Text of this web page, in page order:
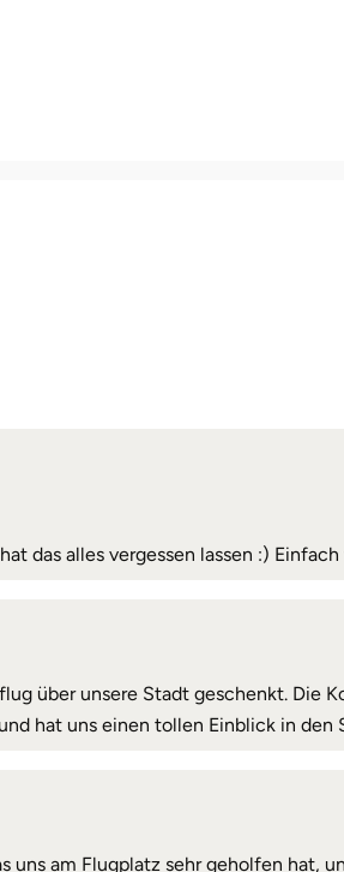
das alles vergessen lassen :)
über unsere Stadt geschenkt.
hat uns einen tollen Einblick in
uns am Flugplatz sehr geholfen